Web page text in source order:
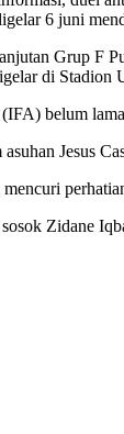
6 juni
Grup F
di Stadion
belum
Jesus
Zidane